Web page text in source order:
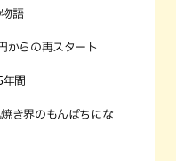
語
からの再スタート
間
き界のもんぱちにな